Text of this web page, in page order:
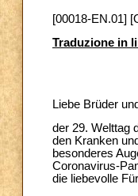
[00018-EN.01]
Traduzione in
Liebe Brüder
der 29. Welttag
den Kranken
besonderes
Coronavirus-
die liebevolle